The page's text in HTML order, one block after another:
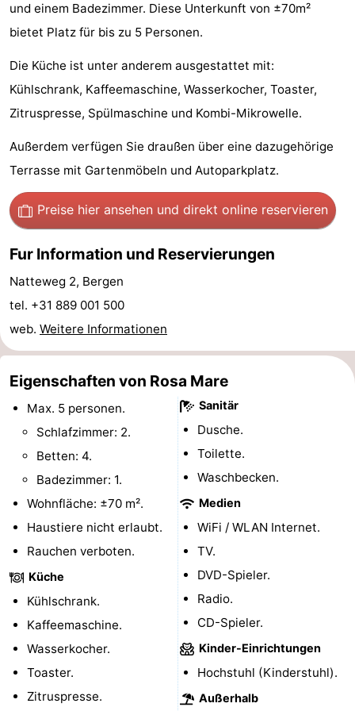
Egmont
Glory
-
Bergen
De
Woudhoeve
-
Duinpark
Egmond
-
Duynvallei
Kustpark
aan
Zee
-
Schoorlse
Duinen
-
Scorleduyn
Hotels
Zimmer
(mit
Frühstück)
Lastminutes
Strand
Sehen
tun
Museen
-
Kirchen
-
und einem Badezimmer. Diese Unterkunft von ±70m²
bietet Platz für bis zu 5 Personen.
Die Küche ist unter anderem ausgestattet mit:
Kühlschrank, Kaffeemaschine, Wasserkocher, Toaster,
Zitruspresse, Spülmaschine und Kombi-Mikrowelle.
Außerdem verfügen Sie draußen über eine dazugehörige
Terrasse mit Gartenmöbeln und Autoparkplatz.
Preise hier ansehen und direkt online reservieren
Fur Information und Reservierungen
Natteweg 2, Bergen
tel. +31 889 001 500
web. Weitere Informationen
Eigenschaften von Rosa Mare
Max. 5 personen.
Schlafzimmer: 2.
Betten: 4.
Badezimmer: 1.
Wohnfläche: ±70 m².
Haustiere nicht erlaubt.
Rauchen verboten.
Küche
Kühlschrank.
Kaffeemaschine.
Wasserkocher.
Toaster.
Zitruspresse.
Sanitär
Dusche.
Toilette.
Waschbecken.
Medien
WiFi / WLAN Internet.
TV.
DVD-Spieler.
Radio.
CD-Spieler.
Kinder-Einrichtungen
Hochstuhl (Kinderstuhl).
Außerhalb